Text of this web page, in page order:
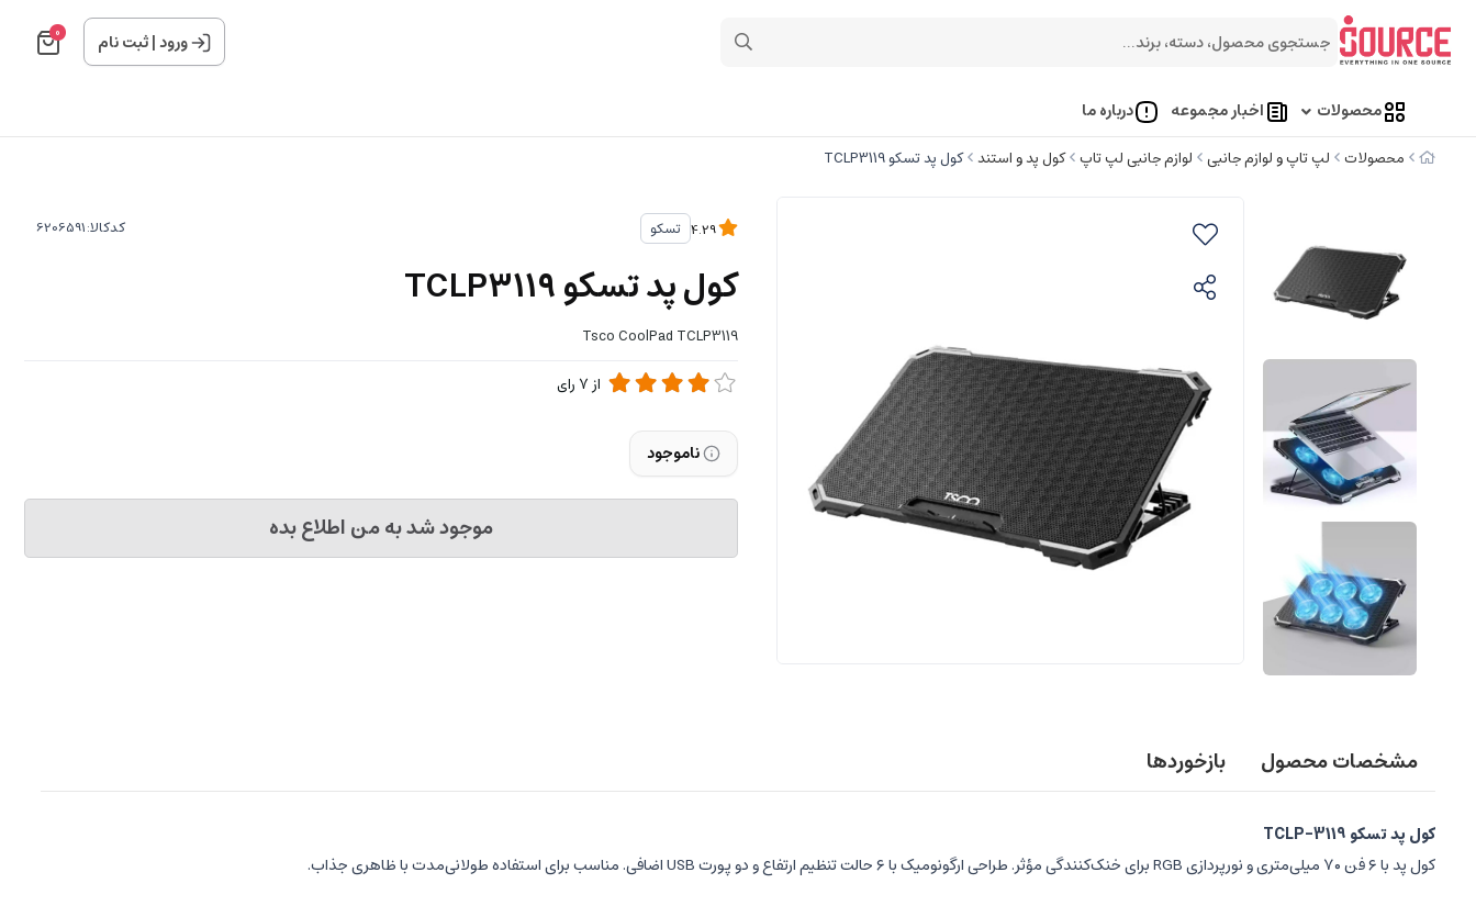
ورود|ثبت نام 0
محصولات اخبار مجموعه درباره ما
محصولات لپ تاپ و لوازم جانبی لوازم جانبی لپ تاپ کول پد و استند کول پد تسکو TCLP3119
تسکو کدکالا:
کول پد تسکو TCLP3119
Tsco CoolPad TCLP3119
از7رای
ناموجود
موجود شد به من اطلاع بده
مشخصات محصول بازخوردها
کول پد تسکو TCLP-3119
کول پد با ۶ فن ۷۰ میلی‌متری و نورپردازی RGB برای خنک‌کنندگی مؤثر. طراحی ارگونومیک با ۶ حالت تنظیم ارتفاع و دو پورت USB اضافی. مناسب برای استفاده طولانی‌مدت با ظاهری جذاب.